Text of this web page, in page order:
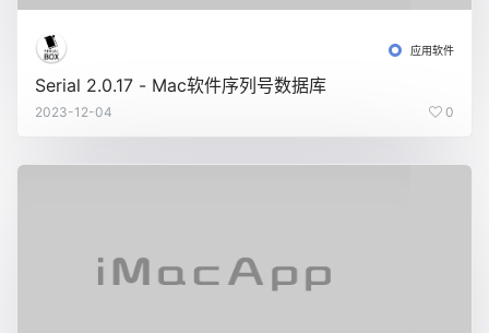
应用软件
Serial 2.0.17 - Mac软件序列号数据库
2023-12-04 0